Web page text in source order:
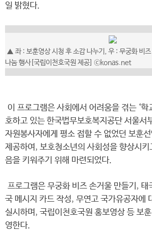
일 밝혔다.
▲ 좌 : 보훈영상 시청 후 소감 나누기, 우 : 무궁화 비즈
나눔 행사[국립이천호국원 제공] ⓒkonas.net
이 프로그램은 사회에서 어려움을 겪는 ‘학
호하고 있는 한국법무보호복지공단 서울서
자원봉사자에게 평소 접할 수 없었던 보훈
제공하여, 보호청소년의 사회성을 향상시
음을 키워주기 위해 마련되었다.
프로그램은 무궁화 비즈 손거울 만들기, 태
국 메시지 카드 작성, 무연고 국가유공자에
실시하며, 국립이천호국원 홍보영상 등 보
영한다.